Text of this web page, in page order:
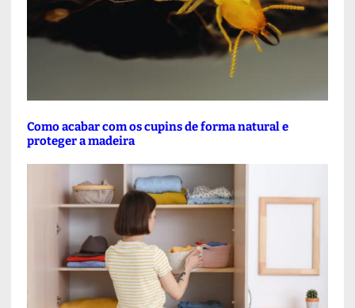
Como acabar com os cupins de forma natural e
proteger a madeira